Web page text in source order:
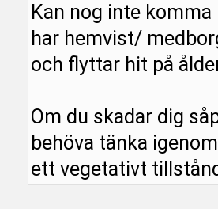
Kan nog inte
har hemvist/
och flyttar hit på
Om du skadar dig
behöva tänka
ett vegetativt